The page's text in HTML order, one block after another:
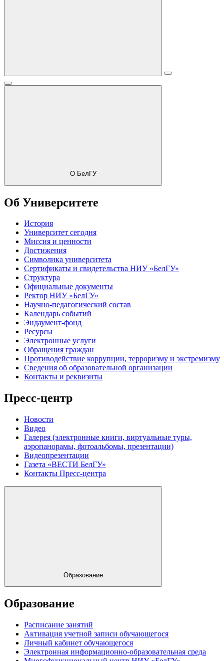
О БелГУ
Об Университете
История
Университет сегодня
Миссия и ценности
Достижения
Символика университета
Сертификаты и свидетельства НИУ «БелГУ»
Структура
Официальные документы
Ректор НИУ «БелГУ»
Научно-педагогический состав
Календарь событий
Эндаумент-фонд
Ресурсы
Электронные услуги
Обращения граждан
Противодействие коррупции, терроризму и экстремизму
Сведения об образовательной организации
Контакты и реквизиты
Пресс-центр
Новости
Видео
Галерея (электронные книги, виртуальные туры,
аэропанорамы, фотоальбомы, презентации)
Видеопрезентации
Газета «ВЕСТИ БелГУ»
Контакты Пресс-центра
Образование
Образование
Расписание занятий
Активация учетной записи обучающегося
Личный кабинет обучающегося
Электронная информационно-образовательная среда